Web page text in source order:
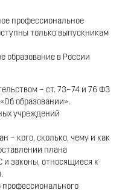
профессиональное
только выпускникам
образование в России
– ст. 73–74 и 76 ФЗ
образовании».
учреждений
– кого, сколько, чему и как
плана
и законы, относящиеся к